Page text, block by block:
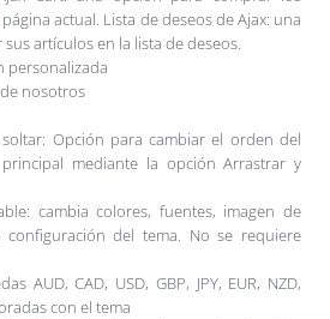
actual. Lista de deseos de Ajax: una
artículos en la lista de deseos.
personalizada
nosotros
soltar: Opción para cambiar el orden del
mediante la opción Arrastrar y
cambia colores, fuentes, imagen de
del tema. No se requiere
AUD, CAD, USD, GBP, JPY, EUR, NZD,
con el tema